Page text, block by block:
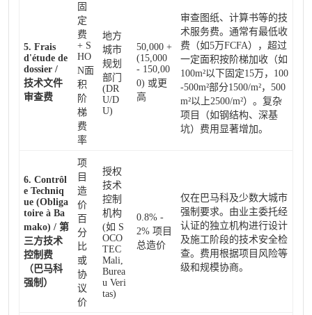
5. Frais
d'étude de
dossier /
技术文件
审查费
固
定
费
+ S
HO
N面
积
阶
梯
费
率
地方
城市
规划
部门
(DR
U/D
U)
50,000 +
(15,000
- 150,00
0) 或更
高
审查图纸、计算书等的技
术服务费。通常有最低收
费（如5万FCFA），超过
一定面积按阶梯加收（如
100m²以下固定15万，100
-500m²部分1500/m²，500
m²以上2500/m²）。复杂
项目（如钢结构、深基
坑）费用显著增加。
6. Contrôl
e Techniq
ue (Obliga
toire à Ba
mako) / 第
三方技术
控制费
（巴马科
强制）
项
目
造
价
百
分
比
或
协
议
价
授权
技术
控制
机构
(如 S
OCO
TEC
Mali,
Burea
u Veri
tas)
0.8% -
2% 项目
总造价
仅在巴马科及少数大城市
强制要求。由业主委托经
认证的独立机构进行设计
及施工阶段的技术安全检
查。费用根据项目风险等
级和规模协商。